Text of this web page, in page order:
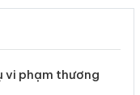
vi phạm thương